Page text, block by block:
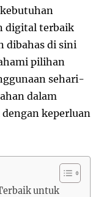
digital terbaik
dibahas di sini
pilihan
sehari-
dalam
keperluan
untuk